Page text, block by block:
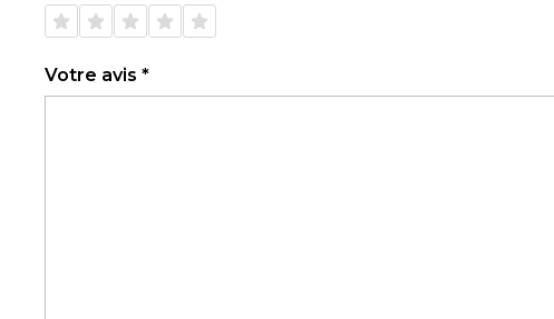
1 étoile
sur 5
2 étoiles
sur 5
3 étoiles
sur 5
4 étoiles
sur 5
5 étoiles
sur 5
Votre avis *